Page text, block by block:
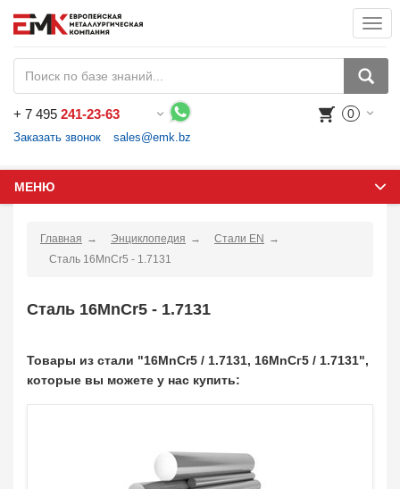
+ 7 495 241-23-63
Заказать звонок sales@emk.bz
0
МЕНЮ
Главная Энциклопедия
Стали EN
Сталь 16MnCr5 - 1.7131
Сталь 16MnCr5 - 1.7131
Товары из стали "16MnCr5 / 1.7131, 16МnСг5 / 1.7131",
которые вы можете у нас купить: